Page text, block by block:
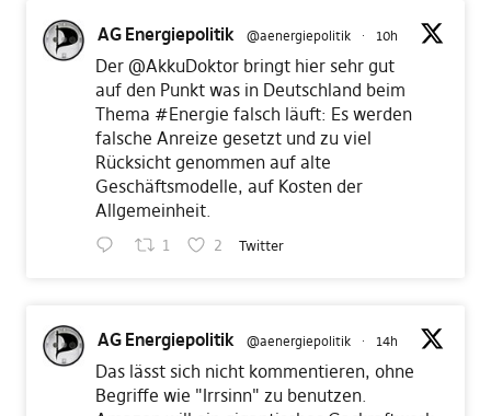
AG Energiepolitik @aenergiepolitik · 10h
Der @AkkuDoktorbringt hier sehr gut
auf den Punkt was in Deutschland beim
Thema #Energie falsch läuft: Es werden
falsche Anreize gesetzt und zu viel
Rücksicht genommen auf alte
Geschäftsmodelle, auf Kosten der
Allgemeinheit.
1 2 Twitter
AG Energiepolitik @aenergiepolitik · 14h
Das lässt sich nicht kommentieren, ohne
Begriffe wie "Irrsinn" zu benutzen.